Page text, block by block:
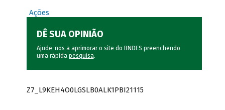
Ações
DÊ SUA OPINIÃO
Ajude-nos a aprimorar o site do BNDES preenchendo
uma rápida pesquisa.
Z7_L9KEH4O0LGSLB0ALK1PBI21115